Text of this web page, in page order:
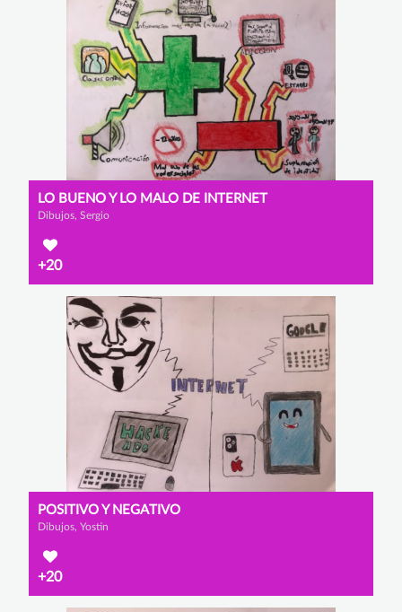
LO BUENO Y LO MALO DE INTERNET
Dibujos, Sergio
+20
POSITIVO Y NEGATIVO
Dibujos, Yostin
+20